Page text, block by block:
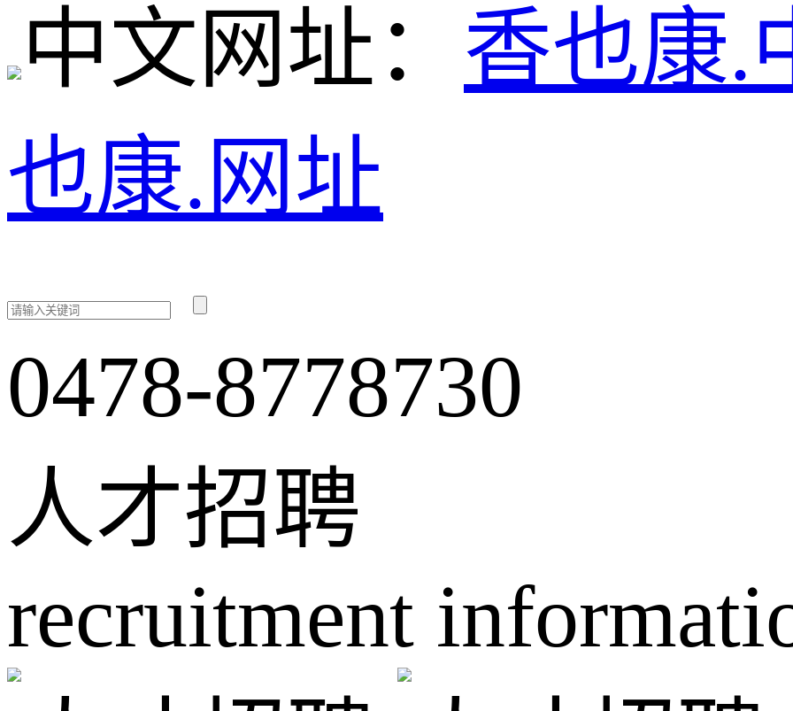
中文网址： 香也康.
也康.网址
0478-8778730
人才招聘
recruitment